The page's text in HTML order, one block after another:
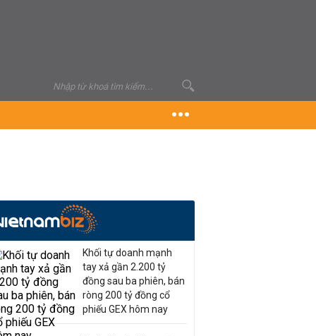
Khối tự doanh mạnh
tay xả gần 2.200 tỷ
đồng sau ba phiên, bán
ròng 200 tỷ đồng cổ
phiếu GEX hôm nay